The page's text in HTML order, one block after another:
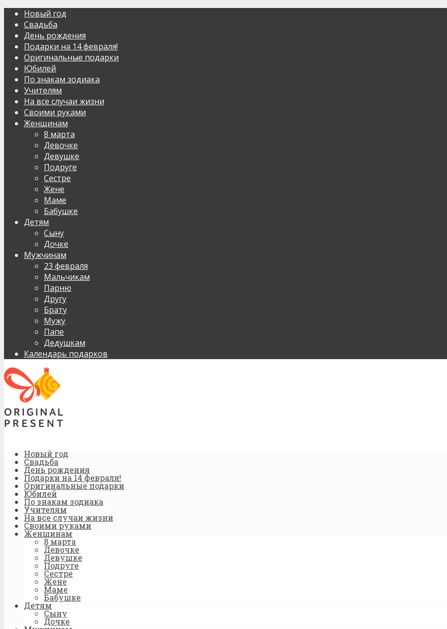
Новый год
Свадьба
День рождения
Подарки на 14 февраля!
Оригинальные подарки
Юбилей
По знакам зодиака
Учителям
На все случаи жизни
Своими руками
Женщинам
8 марта
Девочке
Девушке
Подруге
Сестре
Жене
Маме
Бабушке
Детям
Сыну
Дочке
Мужчинам
23 февраля
Мальчикам
Парню
Другу
Брату
Мужу
Папе
Дедушкам
Календарь подарков
Новый год
Свадьба
День рождения
Подарки на 14 февраля!
Оригинальные подарки
Юбилей
По знакам зодиака
Учителям
На все случаи жизни
Своими руками
Женщинам
8 марта
Девочке
Девушке
Подруге
Сестре
Жене
Маме
Бабушке
Детям
Сыну
Дочке